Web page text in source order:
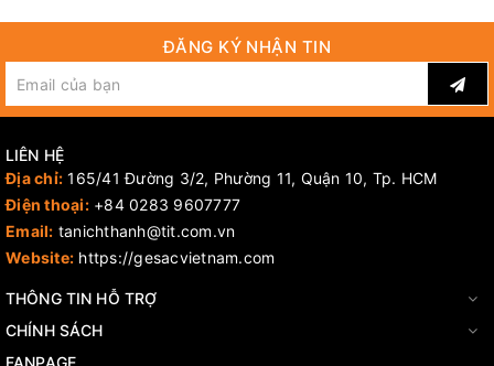
ĐĂNG KÝ NHẬN TIN
LIÊN HỆ
Địa chỉ: 165/41 Đường 3/2, Phường 11, Quận 10, Tp. HCM
Điện thoại: +84 0283 9607777
Email: tanichthanh@tit.com.vn
Website: https://gesacvietnam.com
THÔNG TIN HỖ TRỢ
CHÍNH SÁCH
FANPAGE